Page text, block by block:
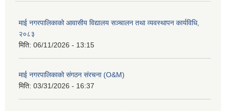
माई नगरपालिकाको आवासीय विद्यालय सञ्चालन तथा व्यवस्थापन कार्यविधि,
२०८३
मिति: 06/11/2026 - 13:15
माई नगरपालिकाको संगठन संरचना (O&M)
मिति: 03/31/2026 - 16:37